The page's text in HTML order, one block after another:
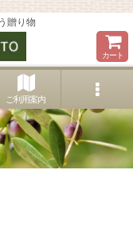
贈り物
カート
ご利用案内